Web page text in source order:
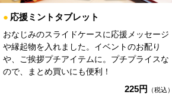
● 応援ミントタブレット
おなじみのスライドケースに応援メッセージ
や縁起物を入れました。イベントのお配り
や、ご挨拶プチアイテムに。プチプライスな
ので、まとめ買いにも便利！
225円 （税込）